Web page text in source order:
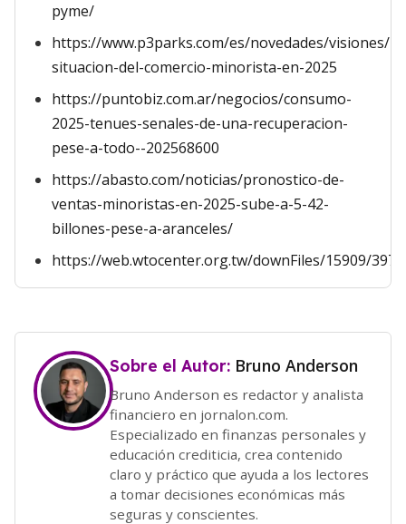
pyme/
https://www.p3parks.com/es/novedades/visiones/la-
situacion-del-comercio-minorista-en-2025
https://puntobiz.com.ar/negocios/consumo-
2025-tenues-senales-de-una-recuperacion-
pese-a-todo--202568600
https://abasto.com/noticias/pronostico-de-
ventas-minoristas-en-2025-sube-a-5-42-
billones-pese-a-aranceles/
https://web.wtocenter.org.tw/downFiles/15909/
Sobre el Autor: Bruno Anderson
Bruno Anderson es redactor y analista
financiero en jornalon.com.
Especializado en finanzas personales y
educación crediticia, crea contenido
claro y práctico que ayuda a los lectores
a tomar decisiones económicas más
seguras y conscientes.